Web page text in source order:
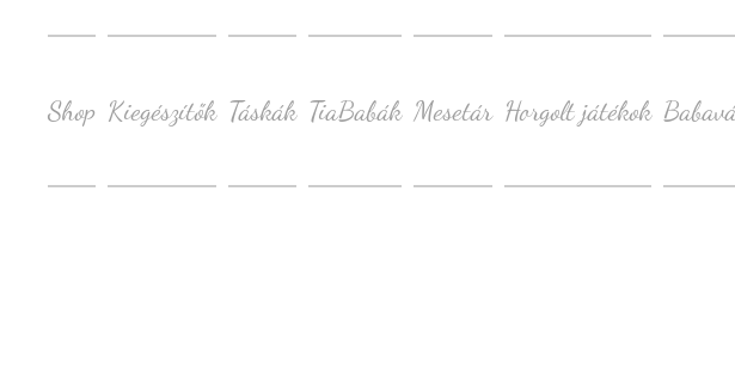
Shop Kiegészítők Táskák TiaBabák Mesetár Horgolt játékok